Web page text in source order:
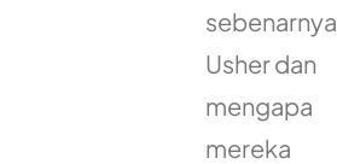
sebenarnya
Usher dan
mengapa
mereka